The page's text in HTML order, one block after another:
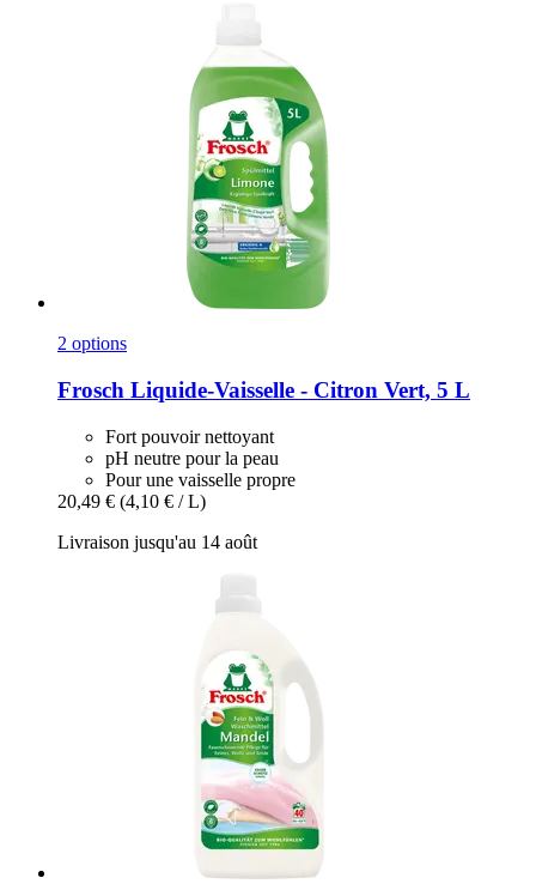
2 options
Frosch Liquide-​Vaisselle -​ Citron Vert, 5 L
Fort pouvoir nettoyant
pH neutre pour la peau
Pour une vaisselle propre
20,49 € (4,10 € / L)
Livraison jusqu'au 14 août